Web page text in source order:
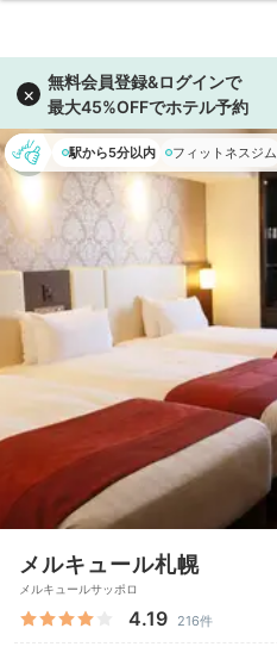
駅から5分以内 フィットネスジム
メルキュール札幌
メルキュールサッポロ
4.19 216件